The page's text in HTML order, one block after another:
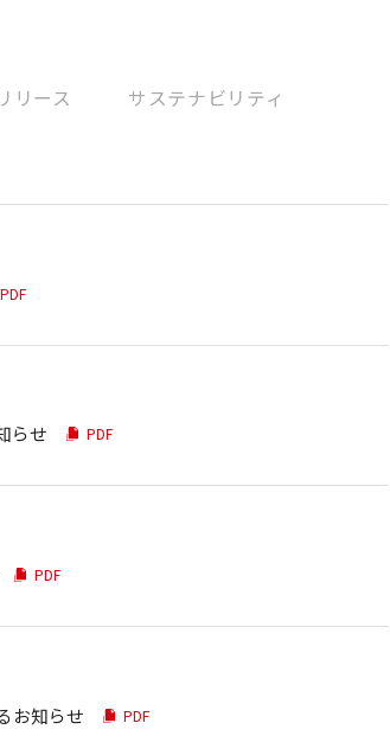
リース サステナビリティ
PDF
らせ PDF
PDF
お知らせ PDF